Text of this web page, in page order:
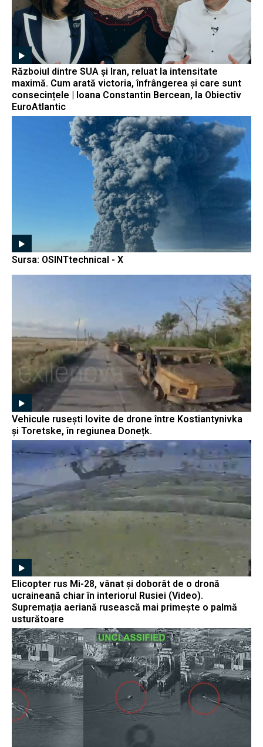
Războiul dintre SUA și Iran, reluat la intensitate
maximă. Cum arată victoria, înfrângerea și care sunt
consecințele | Ioana Constantin Bercean, la Obiectiv
EuroAtlantic
Sursa: OSINTtechnical - X
Vehicule rusești lovite de drone între Kostiantynivka
și Toretske, în regiunea Donețk.
Elicopter rus Mi-28, vânat și doborât de o dronă
ucraineană chiar în interiorul Rusiei (Video).
Supremația aeriană rusească mai primește o palmă
usturătoare